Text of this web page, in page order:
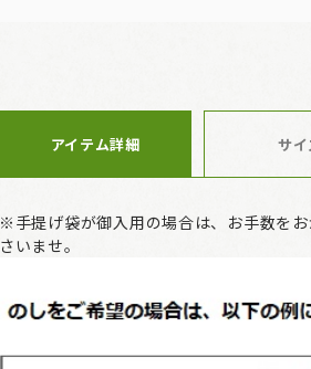
アイテム詳細 サイ
※手提げ袋が御入用の場合は、お手数を
さいませ。